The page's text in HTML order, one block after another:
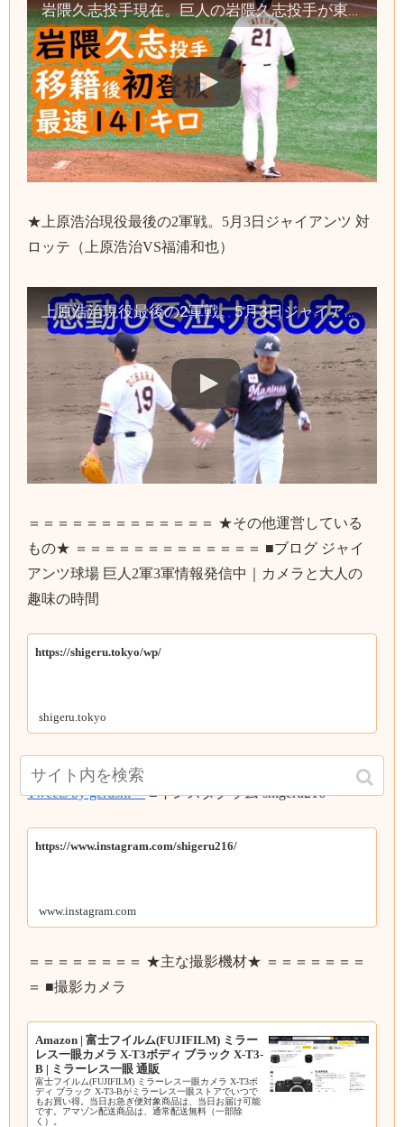
岩隈久志投手現在。巨人の岩隈久志投手が東京ドームで移籍後初登板
★上原浩治現役最後の2軍戦。5月3日ジャイアンツ 対
ロッテ（上原浩治VS福浦和也）
上原浩治現役最後の2軍戦。5月3日ジャイアンツ 対 ロッテ（上原浩治VS福浦和也）泣けました。
＝＝＝＝＝＝＝＝＝＝＝＝＝ ★その他運営している
もの★ ＝＝＝＝＝＝＝＝＝＝＝＝＝ ■ブログ ジャイ
アンツ球場 巨人2軍3軍情報発信中｜カメラと大人の
趣味の時間
https://shigeru.tokyo/wp/
shigeru.tokyo
■Twitter ゲルシービデオチャンネル
Tweets by gerushi__■インスタグラム shigeru216
https://www.instagram.com/shigeru216/
www.instagram.com
＝＝＝＝＝＝＝＝ ★主な撮影機材★ ＝＝＝＝＝＝＝
＝ ■撮影カメラ
Amazon | 富士フイルム(FUJIFILM) ミラー
レス一眼カメラ X-T3ボディ ブラック X-T3-
B | ミラーレス一眼 通販
富士フイルム(FUJIFILM) ミラーレス一眼カメラ X-T3ボ
ディ ブラック X-T3-Bがミラーレス一眼ストアでいつで
もお買い得。当日お急ぎ便対象商品は、当日お届け可能
です。アマゾン配送商品は、通常配送無料（一部除
く）。